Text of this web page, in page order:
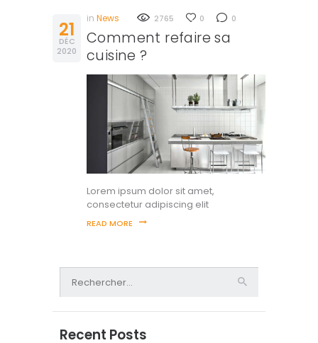
21
DÉC
2020
in News 2765 0 0
Comment refaire sa
cuisine ?
Lorem ipsum dolor sit amet,
consectetur adipiscing elit
READ MORE
Recent Posts